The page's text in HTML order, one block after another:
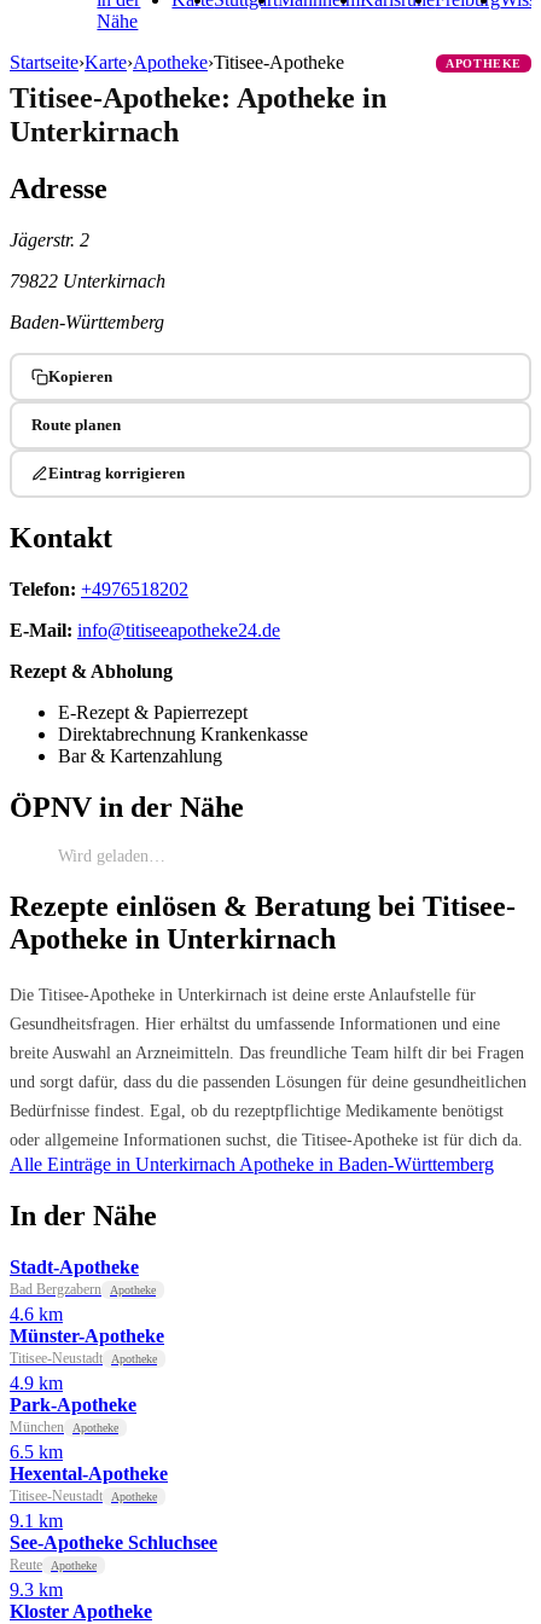
Nähe
Startseite›Karte›Apotheke›Titisee-Apotheke APOTHEKE
Titisee-Apotheke: Apotheke in
Unterkirnach
Adresse
Jägerstr. 2
79822 Unterkirnach
Baden-Württemberg
Kopieren
Route planen
Eintrag korrigieren
Kontakt
Telefon: +4976518202
E-Mail: info@titiseeapotheke24.de
Rezept & Abholung
E-Rezept & Papierrezept
Direktabrechnung Krankenkasse
Bar & Kartenzahlung
ÖPNV in der Nähe
Wird geladen…
Rezepte einlösen & Beratung bei Titisee-
Apotheke in Unterkirnach
Die Titisee-Apotheke in Unterkirnach ist deine erste Anlaufstelle für
Gesundheitsfragen. Hier erhältst du umfassende Informationen und eine
breite Auswahl an Arzneimitteln. Das freundliche Team hilft dir bei Fragen
und sorgt dafür, dass du die passenden Lösungen für deine gesundheitlichen
Bedürfnisse findest. Egal, ob du rezeptpflichtige Medikamente benötigst
oder allgemeine Informationen suchst, die Titisee-Apotheke ist für dich da.
Alle Einträge in Unterkirnach Apotheke in Baden-Württemberg
In der Nähe
Stadt-Apotheke
Bad Bergzabern Apotheke
4.6 km
Münster-Apotheke
Titisee-Neustadt Apotheke
4.9 km
Park-Apotheke
München Apotheke
6.5 km
Hexental-Apotheke
Titisee-Neustadt Apotheke
9.1 km
See-Apotheke Schluchsee
Reute Apotheke
9.3 km
Kloster Apotheke